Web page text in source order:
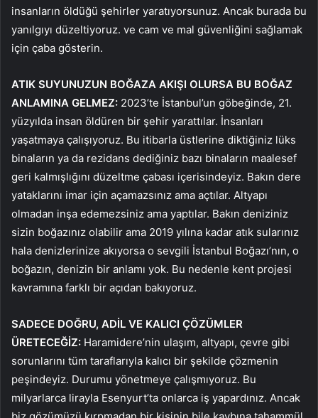
insanların öldüğü şehirler yaratıyorsunuz. Ancak burada bu
yanılgıyı düzeltiyoruz. ve cam ve mal güvenliğini sağlamak
için çaba gösterin.
ATIK SUYUNUZUN BOĞAZA AKIŞI OLURSA BU BOĞAZ
ANLAMINA GELMEZ: 2023’te İstanbul’un göbeğinde, 21.
yüzyılda insan öldüren bir şehir yarattılar. İnsanları
yaşatmaya çalışıyoruz. Bu itibarla üstlerine diktiğiniz lüks
binaların ya da rezidans dediğiniz bazı binaların maalesef
geri kalmışlığını düzeltme çabası içerisindeyiz. Bakın dere
yataklarını imar için açamazsınız ama açtılar. Altyapı
olmadan inşa edemezsiniz ama yaptılar. Bakın deniziniz
sizin boğazınız olabilir ama 2019 yılına kadar atık sularınız
hala denizlerinize akıyorsa o sevgili İstanbul Boğazı’nın, o
boğazın, denizin bir anlamı yok. Bu nedenle kent projesi
kavramına farklı bir açıdan bakıyoruz.
SADECE DOĞRU, ADİL VE KALICI ÇÖZÜMLER
ÜRETECEĞİZ: Haramidere’nin ulaşım, altyapı, çevre gibi
sorunlarını tüm taraflarıyla kalıcı bir şekilde çözmenin
peşindeyiz. Durumu yönetmeye çalışmıyoruz. Bu
milyarlarca lirayla Esenyurt’ta onlarca iş yapardınız. Ancak